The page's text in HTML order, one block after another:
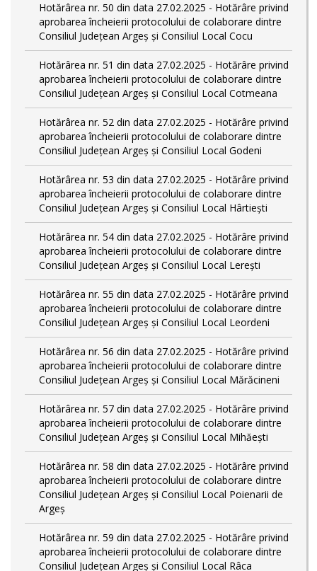
Hotărârea nr. 50 din data 27.02.2025 - Hotărâre privind
aprobarea încheierii protocolului de colaborare dintre
Consiliul Județean Argeș și Consiliul Local Cocu
Hotărârea nr. 51 din data 27.02.2025 - Hotărâre privind
aprobarea încheierii protocolului de colaborare dintre
Consiliul Județean Argeș și Consiliul Local Cotmeana
Hotărârea nr. 52 din data 27.02.2025 - Hotărâre privind
aprobarea încheierii protocolului de colaborare dintre
Consiliul Județean Argeș și Consiliul Local Godeni
Hotărârea nr. 53 din data 27.02.2025 - Hotărâre privind
aprobarea încheierii protocolului de colaborare dintre
Consiliul Județean Argeș și Consiliul Local Hârtiești
Hotărârea nr. 54 din data 27.02.2025 - Hotărâre privind
aprobarea încheierii protocolului de colaborare dintre
Consiliul Județean Argeș și Consiliul Local Lerești
Hotărârea nr. 55 din data 27.02.2025 - Hotărâre privind
aprobarea încheierii protocolului de colaborare dintre
Consiliul Județean Argeș și Consiliul Local Leordeni
Hotărârea nr. 56 din data 27.02.2025 - Hotărâre privind
aprobarea încheierii protocolului de colaborare dintre
Consiliul Județean Argeș și Consiliul Local Mărăcineni
Hotărârea nr. 57 din data 27.02.2025 - Hotărâre privind
aprobarea încheierii protocolului de colaborare dintre
Consiliul Județean Argeș și Consiliul Local Mihăești
Hotărârea nr. 58 din data 27.02.2025 - Hotărâre privind
aprobarea încheierii protocolului de colaborare dintre
Consiliul Județean Argeș și Consiliul Local Poienarii de
Argeș
Hotărârea nr. 59 din data 27.02.2025 - Hotărâre privind
aprobarea încheierii protocolului de colaborare dintre
Consiliul Județean Argeș și Consiliul Local Râca